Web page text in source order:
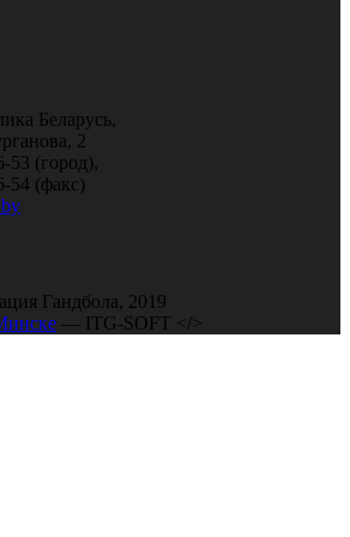
Беларусь,
2
53 (город),
54 (факс)
Гандбола, 2019
— ITG-SOFT </>